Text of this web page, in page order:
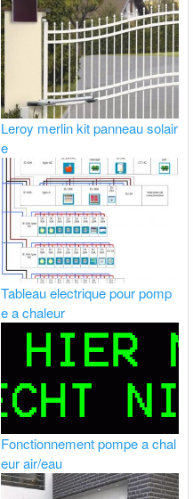
Leroy merlin kit panneau solair
e
Tableau electrique pour pomp
e a chaleur
Fonctionnement pompe a chal
eur air/eau